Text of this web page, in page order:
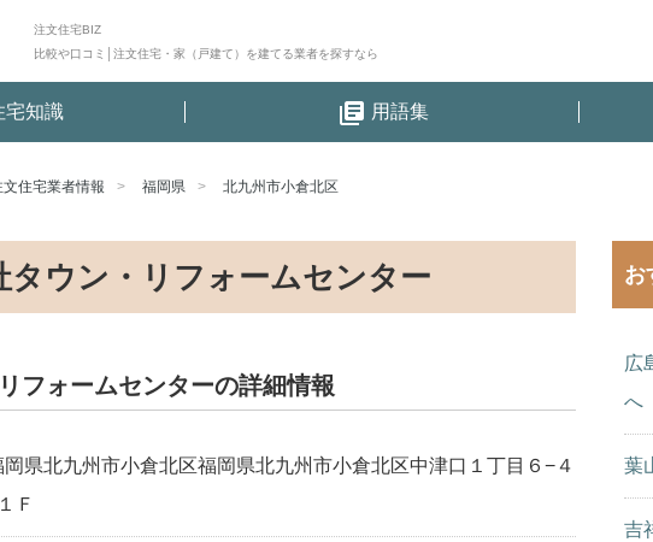
注文住宅BIZ
比較や口コミ│注文住宅・家（戸建て）を建てる業者を探すなら
宅知識 library_books 用語集
住宅業者情報 福岡県 北九州市小倉北区
タウン・リフォームセンター
フォームセンターの詳細情報
岡県北九州市小倉北区福岡県北九州市小倉北区中津口１丁目６−４
Ｆ
お
広
へ
葉
吉